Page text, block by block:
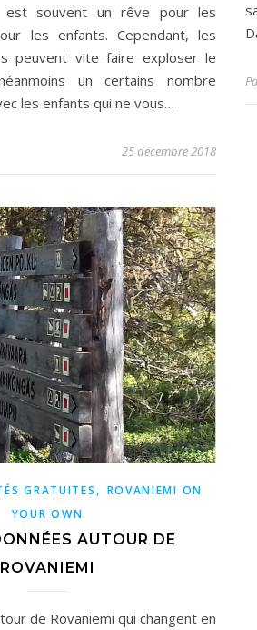
est souvent un rêve pour les
les enfants. Cependant, les
peuvent vite faire exploser le
un certains nombre
les enfants qui ne vous…
25 décembre 2018
GRATUITES , ROVANIEMI ON
YOUR OWN
AUTOUR DE
ROVANIEMI
de Rovaniemi qui changent en